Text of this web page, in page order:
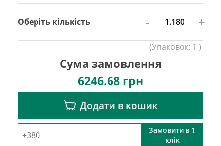
Оберіть кількість - +
(Упаковок: 1 )
Сума замовлення
6246.68 грн
Додати в кошик
Замовити в 1
клік